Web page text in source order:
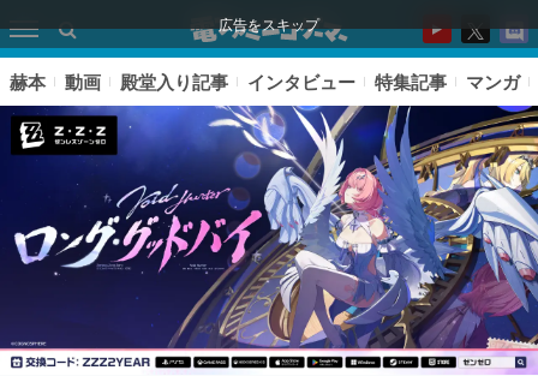
広告をスキップ
赫本 動画 殿堂入り記事 インタビュー 特集記事 マンガ